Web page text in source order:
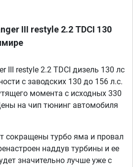
III restyle 2.2 TDCI 130
III restyle 2.2 TDCI дизель 130 лс
с заводских 130 до 156 л.с.
момента с исходных 330
на чип тюнинг автомобиля
сокращены турбо яма и провал
наддув турбины и ее
значительно лучше уже с